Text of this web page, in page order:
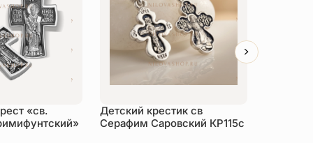
«св.
Детский крестик св
Серафим Саровский КР115c